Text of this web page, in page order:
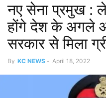
नए सेना प्रमुख :
होंगे देश के अगले
सरकार से मिला
By KC NEWS - April 18, 2022